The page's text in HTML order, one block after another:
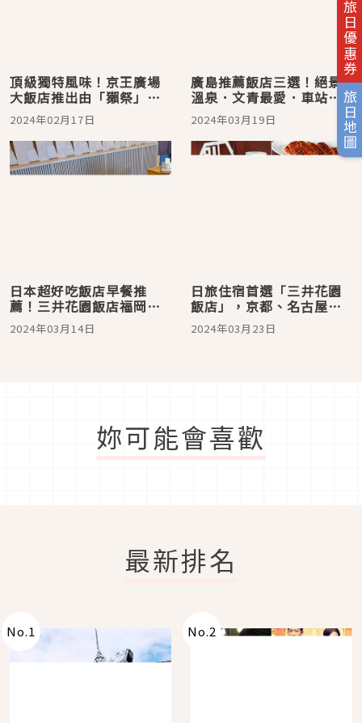
旅日優惠券
旅日地圖
頂級獨特風味！京王廣場
大飯店推出由「獺祭」酒
粕釀造的麵包
2024年02月17日
廣島推薦飯店三選！絕景
溫泉．文青最愛．車站直
結，不同風格任君挑選
2024年03月19日
日本超好吃飯店早餐推
薦！三井花園飯店福岡祇
園＆福岡中洲實際試吃，
還有銀座、豐洲、名古屋
2024年03月14日
日旅住宿首選「三井花園
飯店」，京都、名古屋實
際連住體驗
2024年03月23日
妳可能會喜歡
最新排名
No.1 No.2